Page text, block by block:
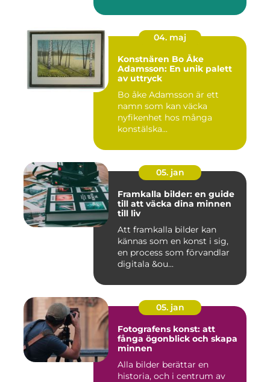
04. maj
Konstnären Bo Åke
Adamsson: En unik palett
av uttryck
Bo åke Adamsson är ett
namn som kan väcka
nyfikenhet hos många
konstälska...
05. jan
Framkalla bilder: en guide
till att väcka dina minnen
till liv
Att framkalla bilder kan
kännas som en konst i sig,
en process som förvandlar
digitala &ou...
05. jan
Fotografens konst: att
fånga ögonblick och skapa
minnen
Alla bilder berättar en
historia, och i centrum av